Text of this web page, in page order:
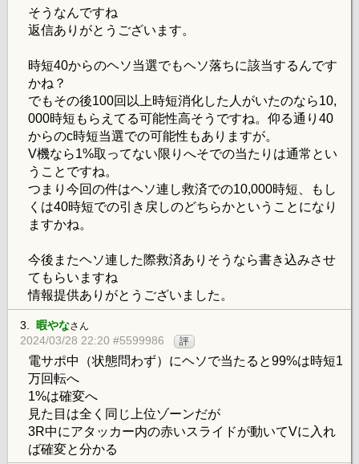
そうなんですね
返信ありがとうございます。
時短40からのヘソ当選でもヘソ落ちに該当するんです
かね？
でもその後100回以上時短消化した人がいたのなら10,
000時短もらえてる可能性高そうですね。仰る通り40
からのc時短当選での可能性もありますが。
V機なら1%取ってない限りへそでの当たりは通常とい
うことですね。
つまり今回の件はヘソ連し救済での10,000時短、もし
くは40時短での引き戻しのどちらかということになり
ますかね。
今後またヘソ連した際救済ありそうなら書き込みさせ
てもらいますね
情報提供ありがとうございました。
3. 暇やなさん
2024/03/28 22:20 #5599986 評
電サポ中（状態問わず）にヘソで当たると99%は時短1
万回転へ
1%は確変へ
見た目は全く同じ上位ゾーンだが
3R中にアタッカー内の赤いスライドが動いてVに入れ
ば確変と分かる